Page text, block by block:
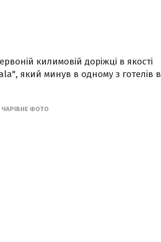
килимовій доріжці в якості
який минув в одному з готелів в
ЧАРІВНЕ ФОТО